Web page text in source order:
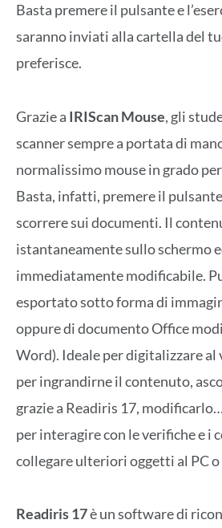
Basta premere il pulsante e
saranno inviati alla cartella del
preferisce.
Grazie a IRIScan Mouse, gli
scanner sempre a portata di
normalissimo mouse in grado
Basta, infatti, premere il
scorrere sui documenti. Il
istantaneamente sullo schermo
immediatamente modificabile.
esportato sotto forma di
oppure di documento Office
Word). Ideale per digitalizzare
per ingrandirne il contenuto,
grazie a Readiris 17,
per interagire con le verifiche e i
collegare ulteriori oggetti al PC o
Readiris 17è un software di